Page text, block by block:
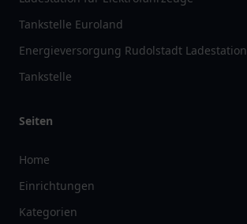
Tankstelle Euroland
Energieversorgung Rudolstadt Ladestation
Tankstelle
Seiten
Home
Einrichtungen
Kategorien